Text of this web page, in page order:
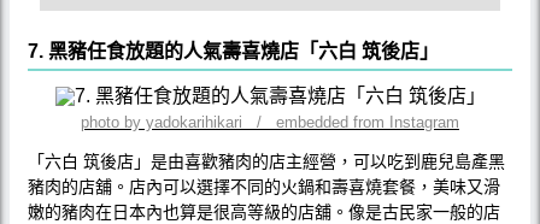
7. 黑豬任食放題的人氣壽喜燒店「六白 筑後店」
photo by yadokarihikari / embedded from Instagram
「六白 筑後店」是由喜歡豬肉的店主經營，可以吃到鹿兒島產黑
豬肉的店舖。店內可以選擇不同的火鍋和壽喜燒套餐，美味又滑
嫩的豬肉在日本內也算是很高等級的店舖。像是古民家一般的店